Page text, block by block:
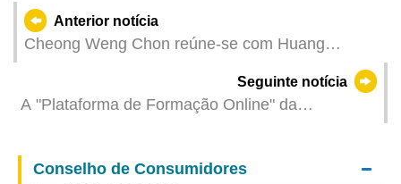
Anterior notícia
Cheong Weng Chon reúne-se com Huang
Assembleia Popular da Província de Guangdong
Seguinte notícia
A "Plataforma de Formação Online" da
Lusófonos entrou, oficialmente, em
funcionamento
Conselho de Consumidores